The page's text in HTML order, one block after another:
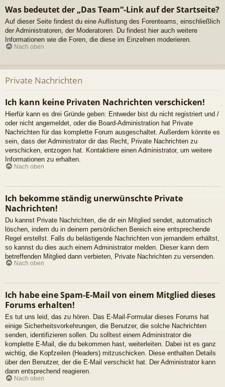
Was bedeutet der „Das Team“-Link auf der Startseite?
Auf dieser Seite findest du eine Auflistung des Forenteams, einschließlich
der Administratoren, der Moderatoren. Du findest hier auch weitere
Informationen wie die Foren, die diese im Einzelnen moderieren.
Nach oben
Private Nachrichten
Ich kann keine Privaten Nachrichten verschicken!
Hierfür kann es drei Gründe geben: Entweder bist du nicht registriert und /
oder nicht angemeldet, oder die Board-Administration hat Private
Nachrichten für das komplette Forum ausgeschaltet. Außerdem könnte es
sein, dass der Administrator dir das Recht, Private Nachrichten zu
verschicken, entzogen hat. Kontaktiere einen Administrator, um weitere
Informationen zu erhalten.
Nach oben
Ich bekomme ständig unerwünschte Private
Nachrichten!
Du kannst Private Nachrichten, die dir ein Mitglied sendet, automatisch
löschen, indem du in deinem persönlichen Bereich eine entsprechende
Regel erstellst. Falls du belästigende Nachrichten von jemandem erhältst,
so kannst du dies auch einem Administrator melden. Dieser kann dem
betreffenden Mitglied dann verbieten, Private Nachrichten zu versenden.
Nach oben
Ich habe eine Spam-E-Mail von einem Mitglied dieses
Forums erhalten!
Es tut uns leid, das zu hören. Das E-Mail-Formular dieses Forums hat
einige Sicherheitsvorkehrungen, die Benutzer, die solche Nachrichten
senden, identifizieren sollen. Du solltest einem Administrator die
komplette E-Mail, die du bekommen hast, weiterleiten. Dabei ist es ganz
wichtig, die Kopfzeilen (Headers) mitzuschicken. Diese enthalten Details
über den Benutzer, der die E-Mail verschickt hat. Der Administrator kann
dann entsprechend reagieren.
Nach oben